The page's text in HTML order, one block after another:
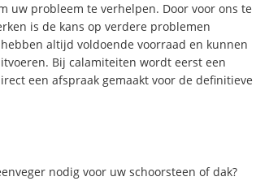
uw probleem te verhelpen. Door voor ons te
is de kans op verdere problemen
altijd voldoende voorraad en kunnen
Bij calamiteiten wordt eerst een
een afspraak gemaakt voor de definitieve
nodig voor uw schoorsteen of dak?